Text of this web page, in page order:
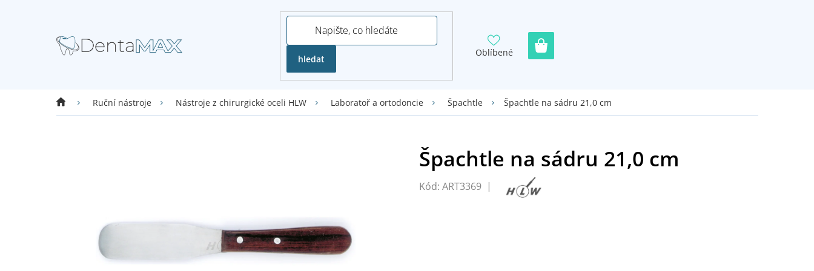
hledat
Oblíbené
Domů Ruční nástroje Nástroje z chirurgické oceli HLW Laboratoř a ortodoncie Špachtle Špachtle na sádru 21,0 cm
Kód: ART3369